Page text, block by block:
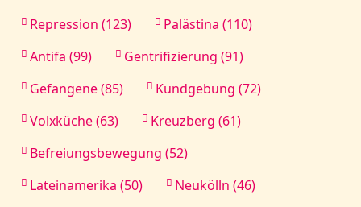
Repression (123)
Palästina (110)
Antifa (99)
Gentrifizierung (91)
Gefangene (85)
Kundgebung (72)
Volxküche (63)
Kreuzberg (61)
Befreiungsbewegung (52)
Lateinamerika (50)
Neukölln (46)